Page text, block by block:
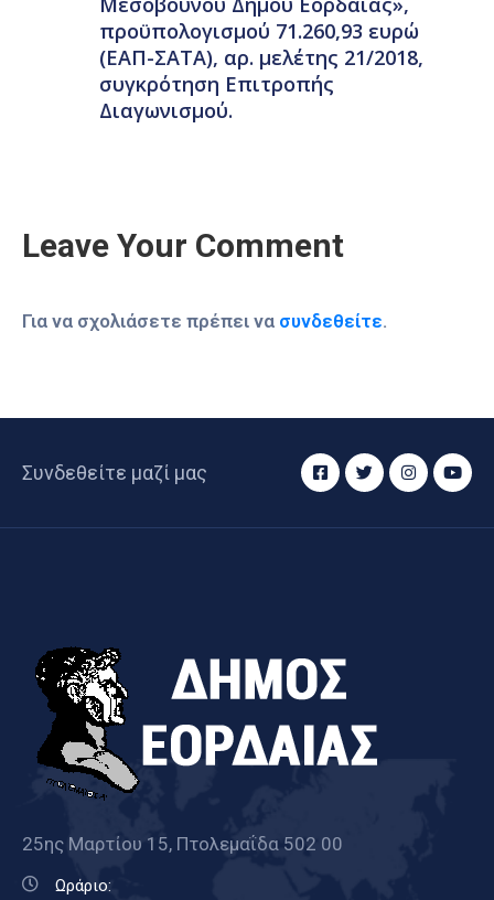
προϋπολογισμού 71.260,93 ευρώ
(ΕΑΠ-ΣΑΤΑ), αρ. μελέτης 21/2018,
συγκρότηση Επιτροπής
Διαγωνισμού.
Leave Your Comment
Για να σχολιάσετε πρέπει να συνδεθείτε.
Συνδεθείτε μαζί μας
25ης Μαρτίου 15, Πτολεμαΐδα 502 00
Ωράριο: